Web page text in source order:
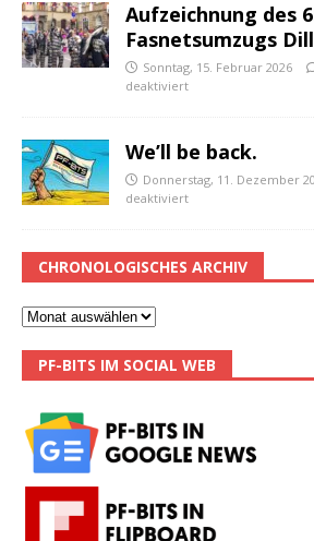
Aufzeichnung des
Fasnetsumzugs
Sonntag, 15. Februar 2026
deaktiviert
We’ll be back.
Donnerstag, 11. Dezember
deaktiviert
CHRONOLOGISCHES ARCHIV
PF-BITS IM SOCIAL WEB